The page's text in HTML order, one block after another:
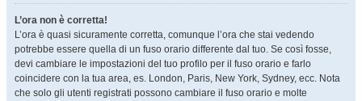
L’ora non è corretta!
L’ora è quasi sicuramente corretta, comunque l’ora che stai vedendo
potrebbe essere quella di un fuso orario differente dal tuo. Se così fosse,
devi cambiare le impostazioni del tuo profilo per il fuso orario e farlo
coincidere con la tua area, es. London, Paris, New York, Sydney, ecc. Nota
che solo gli utenti registrati possono cambiare il fuso orario e molte